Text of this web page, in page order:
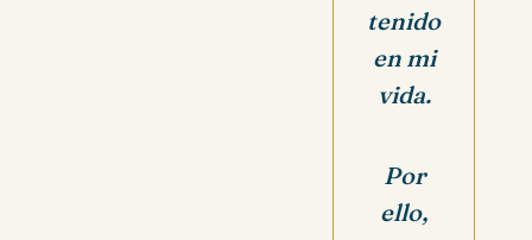
tenido
en mi
vida.
Por
ello,